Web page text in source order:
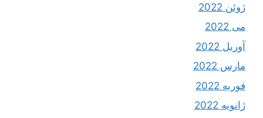
ژوئن 2022
می 2022
آوریل 2022
مارس 2022
فوریه 2022
ژانویه 2022